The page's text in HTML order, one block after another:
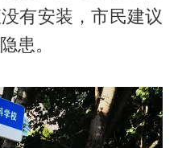
有安装，市民建议
患。